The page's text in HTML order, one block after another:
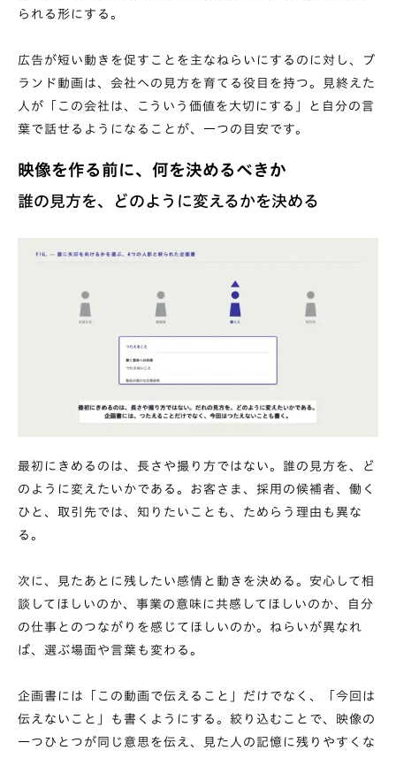
られる形にする。
広告が短い動きを促すことを主なねらいにするのに対し、ブ
ランド動画は、会社への見方を育てる役目を持つ。見終えた
人が「この会社は、こういう価値を大切にする」と自分の言
葉で話せるようになることが、一つの目安です。
映像を作る前に、何を決めるべきか
誰の見方を、どのように変えるかを決める
最初にきめるのは、長さや撮り方ではない。誰の見方を、ど
のように変えたいかである。お客さま、採用の候補者、働く
ひと、取引先では、知りたいことも、ためらう理由も異な
る。
次に、見たあとに残したい感情と動きを決める。安心して相
談してほしいのか、事業の意味に共感してほしいのか、自分
の仕事とのつながりを感じてほしいのか。ねらいが異なれ
ば、選ぶ場面や言葉も変わる。
企画書には「この動画で伝えること」だけでなく、「今回は
伝えないこと」も書くようにする。絞り込むことで、映像の
一つひとつが同じ意思を伝え、見た人の記憶に残りやすくな